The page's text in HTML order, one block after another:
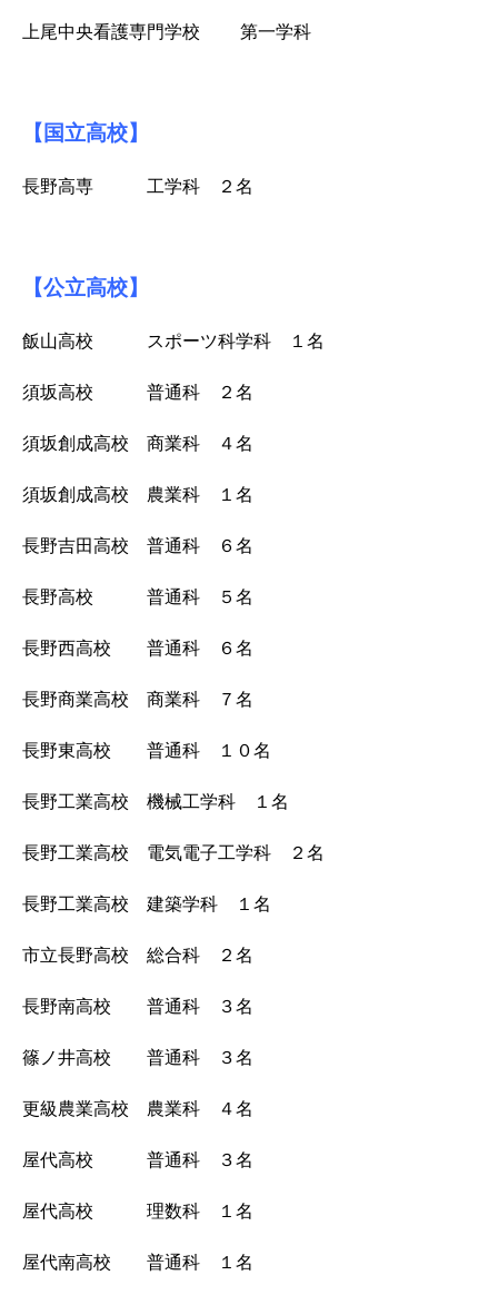
上尾中央看護専門学校 第一学科
【国立高校】
長野高専 工学科 ２名
【公立高校】
飯山高校 スポーツ科学科 １名
須坂高校 普通科 ２名
須坂創成高校 商業科 ４名
須坂創成高校 農業科 １名
長野吉田高校 普通科 ６名
長野高校 普通科 ５名
長野西高校 普通科 ６ 名
長野商業高校 商業科 ７名
長野東高校 普通科 １０名
長野工業高校 機械工学科 １名
長野工業高校 電気電子工学科 ２名
長野工業高校 建築学科 １名
市立長野高校 総合科 ２名
長野南高校 普通科 ３名
篠ノ井高校 普通科 ３名
更級農業高校 農業科 ４名
屋代高校 普通科 ３名
屋代高校 理数科 １名
屋代南高校 普通科 １名